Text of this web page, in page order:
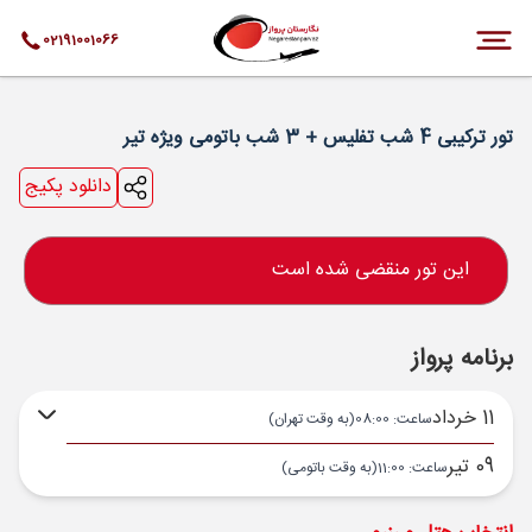
02191001066
تور ترکیبی 4 شب تفلیس + 3 شب باتومی ویژه تیر
دانلود پکیج
این تور منقضی شده است
برنامه پرواز
11 خرداد ساعت: 08:00 (به وقت تهران)
09 تیر ساعت: 11:00 (به وقت باتومی)